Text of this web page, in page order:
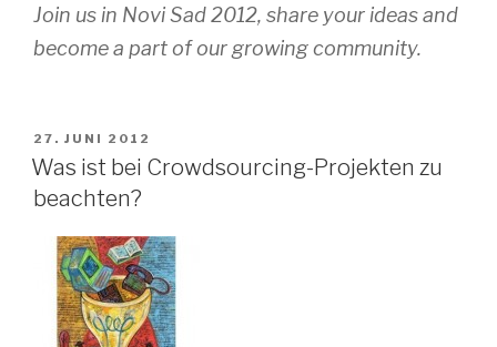
Join us in Novi Sad 2012, share your ideas and
become a part of our growing community.
VERÖFFENTLICHT
AM
27. JUNI 2012
Was ist bei Crowdsourcing-Projekten zu
beachten?